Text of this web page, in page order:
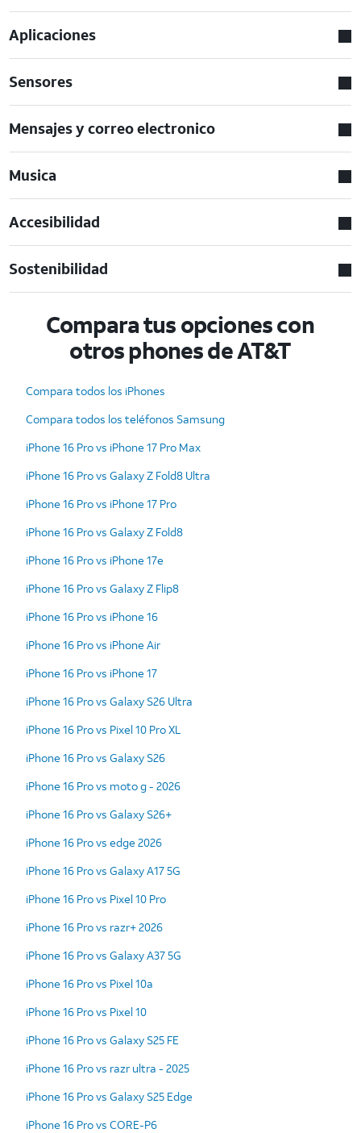
Aplicaciones
Sensores
Mensajes y correo electronico
Musica
Accesibilidad
Sostenibilidad
Compara tus opciones con
otros phones de AT&T
Compara todos los iPhones
Compara todos los teléfonos Samsung
iPhone 16 Pro vs iPhone 17 Pro Max
iPhone 16 Pro vs Galaxy Z Fold8 Ultra
iPhone 16 Pro vs iPhone 17 Pro
iPhone 16 Pro vs Galaxy Z Fold8
iPhone 16 Pro vs iPhone 17e
iPhone 16 Pro vs Galaxy Z Flip8
iPhone 16 Pro vs iPhone 16
iPhone 16 Pro vs iPhone Air
iPhone 16 Pro vs iPhone 17
iPhone 16 Pro vs Galaxy S26 Ultra
iPhone 16 Pro vs Pixel 10 Pro XL
iPhone 16 Pro vs Galaxy S26
iPhone 16 Pro vs moto g - 2026
iPhone 16 Pro vs Galaxy S26+
iPhone 16 Pro vs edge 2026
iPhone 16 Pro vs Galaxy A17 5G
iPhone 16 Pro vs Pixel 10 Pro
iPhone 16 Pro vs razr+ 2026
iPhone 16 Pro vs Galaxy A37 5G
iPhone 16 Pro vs Pixel 10a
iPhone 16 Pro vs Pixel 10
iPhone 16 Pro vs Galaxy S25 FE
iPhone 16 Pro vs razr ultra - 2025
iPhone 16 Pro vs Galaxy S25 Edge
iPhone 16 Pro vs CORE-P6